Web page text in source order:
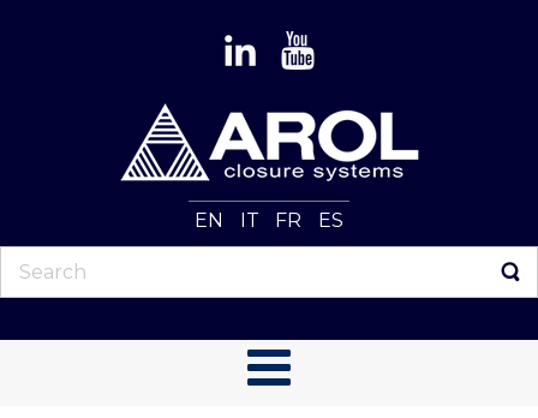
EN IT FR ES